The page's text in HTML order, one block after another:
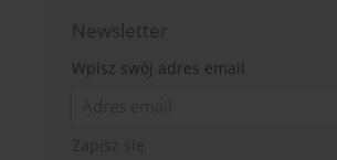
Newsletter
Wpisz swój adres email
Zapisz się